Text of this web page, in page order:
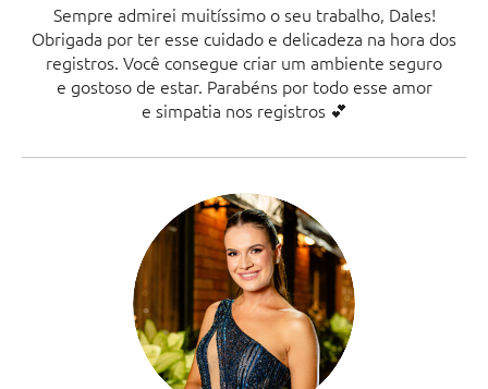
Sempre admirei muitíssimo o seu trabalho, Dales!
Obrigada por ter esse cuidado e delicadeza na hora dos
registros. Você consegue criar um ambiente seguro
e gostoso de estar. Parabéns por todo esse amor
e simpatia nos registros 💕